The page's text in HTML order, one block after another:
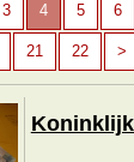
3 4 5 6
21 22 >